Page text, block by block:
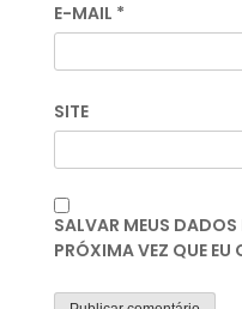
E-MAIL *
SITE
SALVAR MEUS
PRÓXIMA VEZ QUE EU